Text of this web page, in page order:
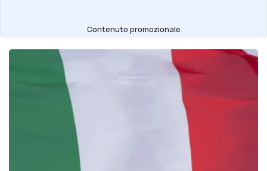
Contenuto promozionale